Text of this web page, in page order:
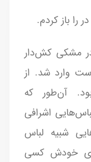
را باز کردم.
مشکی کش‌دار
وارد شد. از
آن‌طور که
اشرافی
شبیه لباس
خودش کسی